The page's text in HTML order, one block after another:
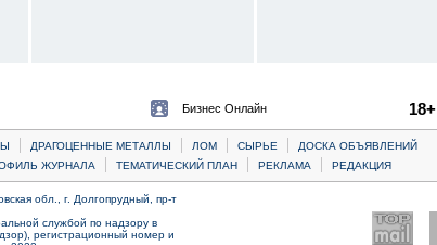
Бизнес Онлайн 18+
| ДРАГОЦЕННЫЕ МЕТАЛЛЫ | ЛОМ | CЫРЬЕ |
ДОСКА ОБЪЯВЛЕНИЙ
ЖУРНАЛА | ТЕМАТИЧЕСКИЙ ПЛАН | РЕКЛАМА | РЕДАКЦИЯ
обл., г. Долгопрудный, пр-т
службой по надзору в
регистрационный номер и